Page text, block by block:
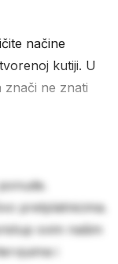
načine
kutiji. U
znači ne znati
pretplatnicima.
svim našim
i